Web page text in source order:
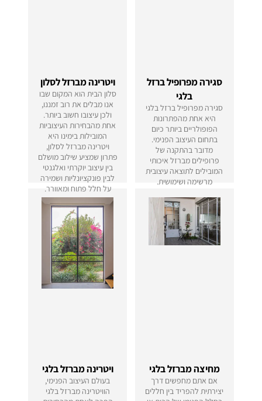
סגירה מפרופיל ברזל
בלגי
סגירה מפרופיל ברזל בלגי
היא אחת מהפתרונות
הפופולריים ביותר כיום
בתחום העיצוב הפנימי.
מדובר בהתקנה של
פרופילים מברזל איכותי
המובילים לתוצאה עיצובית
מרשימה ושימושית.
ויטרינה מברזל לסלון
סלון הבית הוא המקום שבו
אנו מבלים את רוב זמננו,
ולכן עיצובו חשוב ביותר.
אחת מהבחירות העיצוביות
המובילות בימינו היא
ויטרינה מברזל לסלון,
פתרון שמציע שילוב מושלם
בין עיצוב יוקרתי ואלגנטי
לבין פונקציונליות ושמירה
על חלל פתוח ומאוורר.
מחיצה מברזל בלגי
אם אתם מחפשים דרך
יצירתית להפריד בין חללים
ויטרינה מברזל בלגי
בעולם העיצוב הפנימי,
הוויטרינה מברזל בלגי